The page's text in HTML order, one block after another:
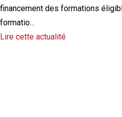
financement des formations
formatio...
Lire cette actualité